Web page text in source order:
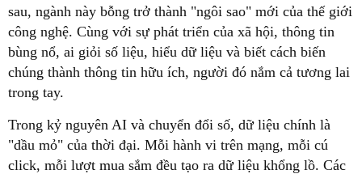
sau, ngành này bỗng trở thành "ngôi sao" mới của thế giới
công nghệ. Cùng với sự phát triển của xã hội, thông tin
bùng nổ, ai giỏi số liệu, hiểu dữ liệu và biết cách biến
chúng thành thông tin hữu ích, người đó nắm cả tương lai
trong tay.
Trong kỷ nguyên AI và chuyển đổi số, dữ liệu chính là
"dầu mỏ" của thời đại. Mỗi hành vi trên mạng, mỗi cú
click, mỗi lượt mua sắm đều tạo ra dữ liệu khổng lồ. Các